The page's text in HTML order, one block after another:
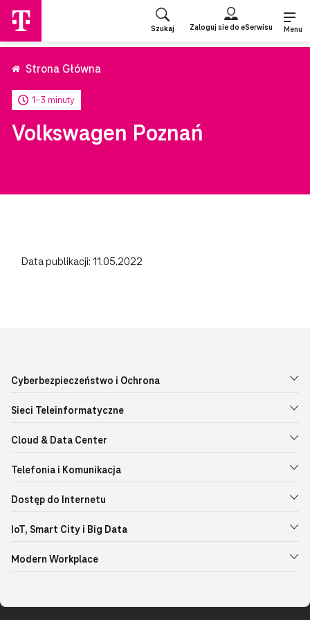
strony
głównej
Szukaj Zaloguj sie do eSerwisu Menu
Strona Główna
1-3 minuty
Volkswagen Poznań
Data publikacji: 11.05.2022
Cyberbezpieczeństwo i Ochrona
Sieci Teleinformatyczne
Cloud & Data Center
Telefonia i Komunikacja
Dostęp do Internetu
IoT, Smart City i Big Data
Modern Workplace